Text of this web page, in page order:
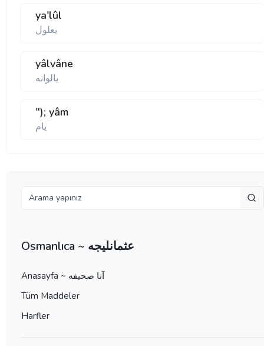
ya'lûl
يعلول
yâlvâne
يالوانه
"); yâm
يام
Osmanlıca ~ عثمانليجه
Anasayfa ~ آنا صحيفه
Tüm Maddeler
Harfler